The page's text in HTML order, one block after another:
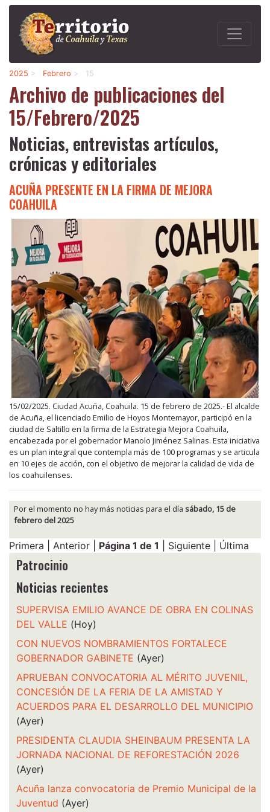
2025 > Febrero > 15
Archivo de publicaciones del
15/Febrero/2025
Noticias, entrevistas artículos,
crónicas y editoriales
ACUÑA PRESENTE EN LA FIRMA DE MEJORA
COAHUILA
15/02/2025. Ciudad Acuña, Coahuila. 15 de febrero de 2025.- El alcalde
de Acuña, el licenciado Emilio de Hoyos Montemayor, participó en la
ciudad de Saltillo en la firma de la Estrategia Mejora Coahuila,
encabezada por el gobernador Manolo Jiménez Salinas. Esta iniciativa
es un plan integral que contempla más de 100 programas y se articula
en 10 ejes de acción, con el objetivo de mejorar la calidad de vida de
los coahuilenses.
Por el momento no hay más noticias para el día sábado, 15 de
febrero del 2025
Primera | Anterior | Página 1 de 1 | Siguiente | Última
Patrocinio
Noticias recientes
SUPERVISA EMILIO AVANCE DE OBRA EN COLINAS
DEL VALLE (Hoy)
CON NUEVOS NOMBRAMIENTOS FORTALECE
GOBERNADOR GABINETE (Ayer)
APRUEBAN CONVOCATORIA AL MÉRITO JUVENIL,
CONCESIÓN DE LA FERIA DE LA AMISTAD Y
ACUERDOS PARA EL DESARROLLO DEL MUNICIPIO
(Ayer)
PRESIDENTA CLAUDIA SHEINBAUM PRESENTA LA
JORNADA NACIONAL DE REFORESTACIÓN 2026
(Ayer)
Acuña lanza convocatoria de Premio Municipal de la
Juventud (Ayer)